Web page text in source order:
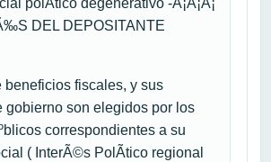
polÃ­tico degenerativo -Â¡Â¡Â¡
DEL DEPOSITANTE
beneficios fiscales, y sus
gobierno son elegidos por los
correspondientes a su
( InterÃ©s PolÃ­tico regional